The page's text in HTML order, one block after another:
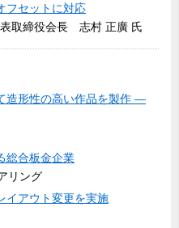
フセットに対応
取締役会長 志村 正廣 氏
造形性の高い作品を製作 ―
総合板金企業
リング
イアウト変更を実施